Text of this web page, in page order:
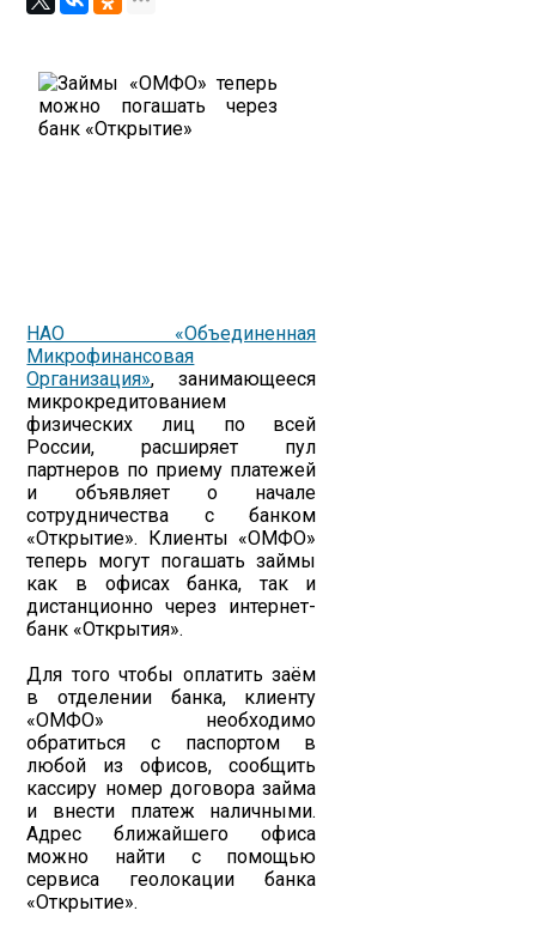
НАО «Объединенная
Микрофинансовая
Организация», занимающееся
микрокредитованием
физических лиц по всей
России, расширяет пул
партнеров по приему платежей
и объявляет о начале
сотрудничества с банком
«Открытие». Клиенты «ОМФО»
теперь могут погашать займы
как в офисах банка, так и
дистанционно через интернет-
банк «Открытия».
Для того чтобы оплатить заём
в отделении банка, клиенту
«ОМФО» необходимо
обратиться с паспортом в
любой из офисов, сообщить
кассиру номер договора займа
и внести платеж наличными.
Адрес ближайшего офиса
можно найти с помощью
сервиса геолокации банка
«Открытие».